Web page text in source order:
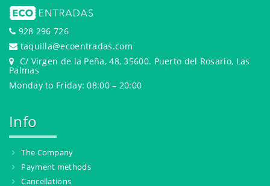
928 296 726
taquilla@ecoentradas.com
C/ Virgen de la Peña, 48, 35600. Puerto del Rosario, Las
Palmas
Monday to Friday: 08:00 – 20:00
Info
The Company
Payment methods
Cancellations